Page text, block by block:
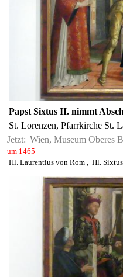
Papst Sixtus II. nimmt
St. Lorenzen, Pfarrkirche St.
Jetzt: Wien, Museum Oberes
um 1465
Hl. Laurentius von Rom , Hl. Sixtus